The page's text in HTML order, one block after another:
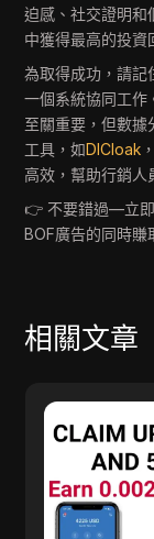
迫感、社交證明和
中獲得最高的投資
為取得成功，請
一個系統協同工作
至關重要，但數據
工具，如DICloak
高效，幫助行銷人
👉 不要錯過—立
BOF廣告的同時賺
相關文章